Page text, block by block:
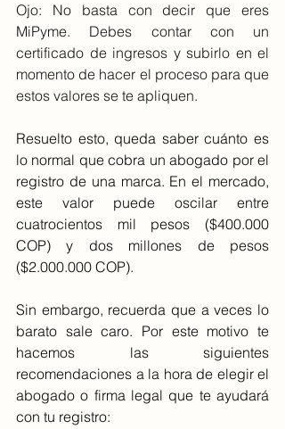
Ojo: No basta con decir que eres
MiPyme. Debes contar con un
certificado de ingresos y subirlo en el
momento de hacer el proceso para que
estos valores se te apliquen.
Resuelto esto, queda saber cuánto es
lo normal que cobra un abogado por el
registro de una marca. En el mercado,
este valor puede oscilar entre
cuatrocientos mil pesos ($400.000
COP) y dos millones de pesos
($2.000.000 COP).
Sin embargo, recuerda que a veces lo
barato sale caro. Por este motivo te
hacemos las siguientes
recomendaciones a la hora de elegir el
abogado o firma legal que te ayudará
con tu registro: